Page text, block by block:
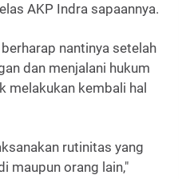
AKP Indra sapaannya.
nantinya setelah
dan menjalani hukum
melakukan kembali hal
rutinitas yang
maupun orang lain,"